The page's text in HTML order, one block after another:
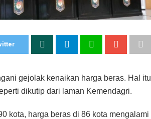
gejolak kenaikan harga beras. Hal itu
dikutip dari laman Kemendagri.
kota, harga beras di 86 kota mengalami